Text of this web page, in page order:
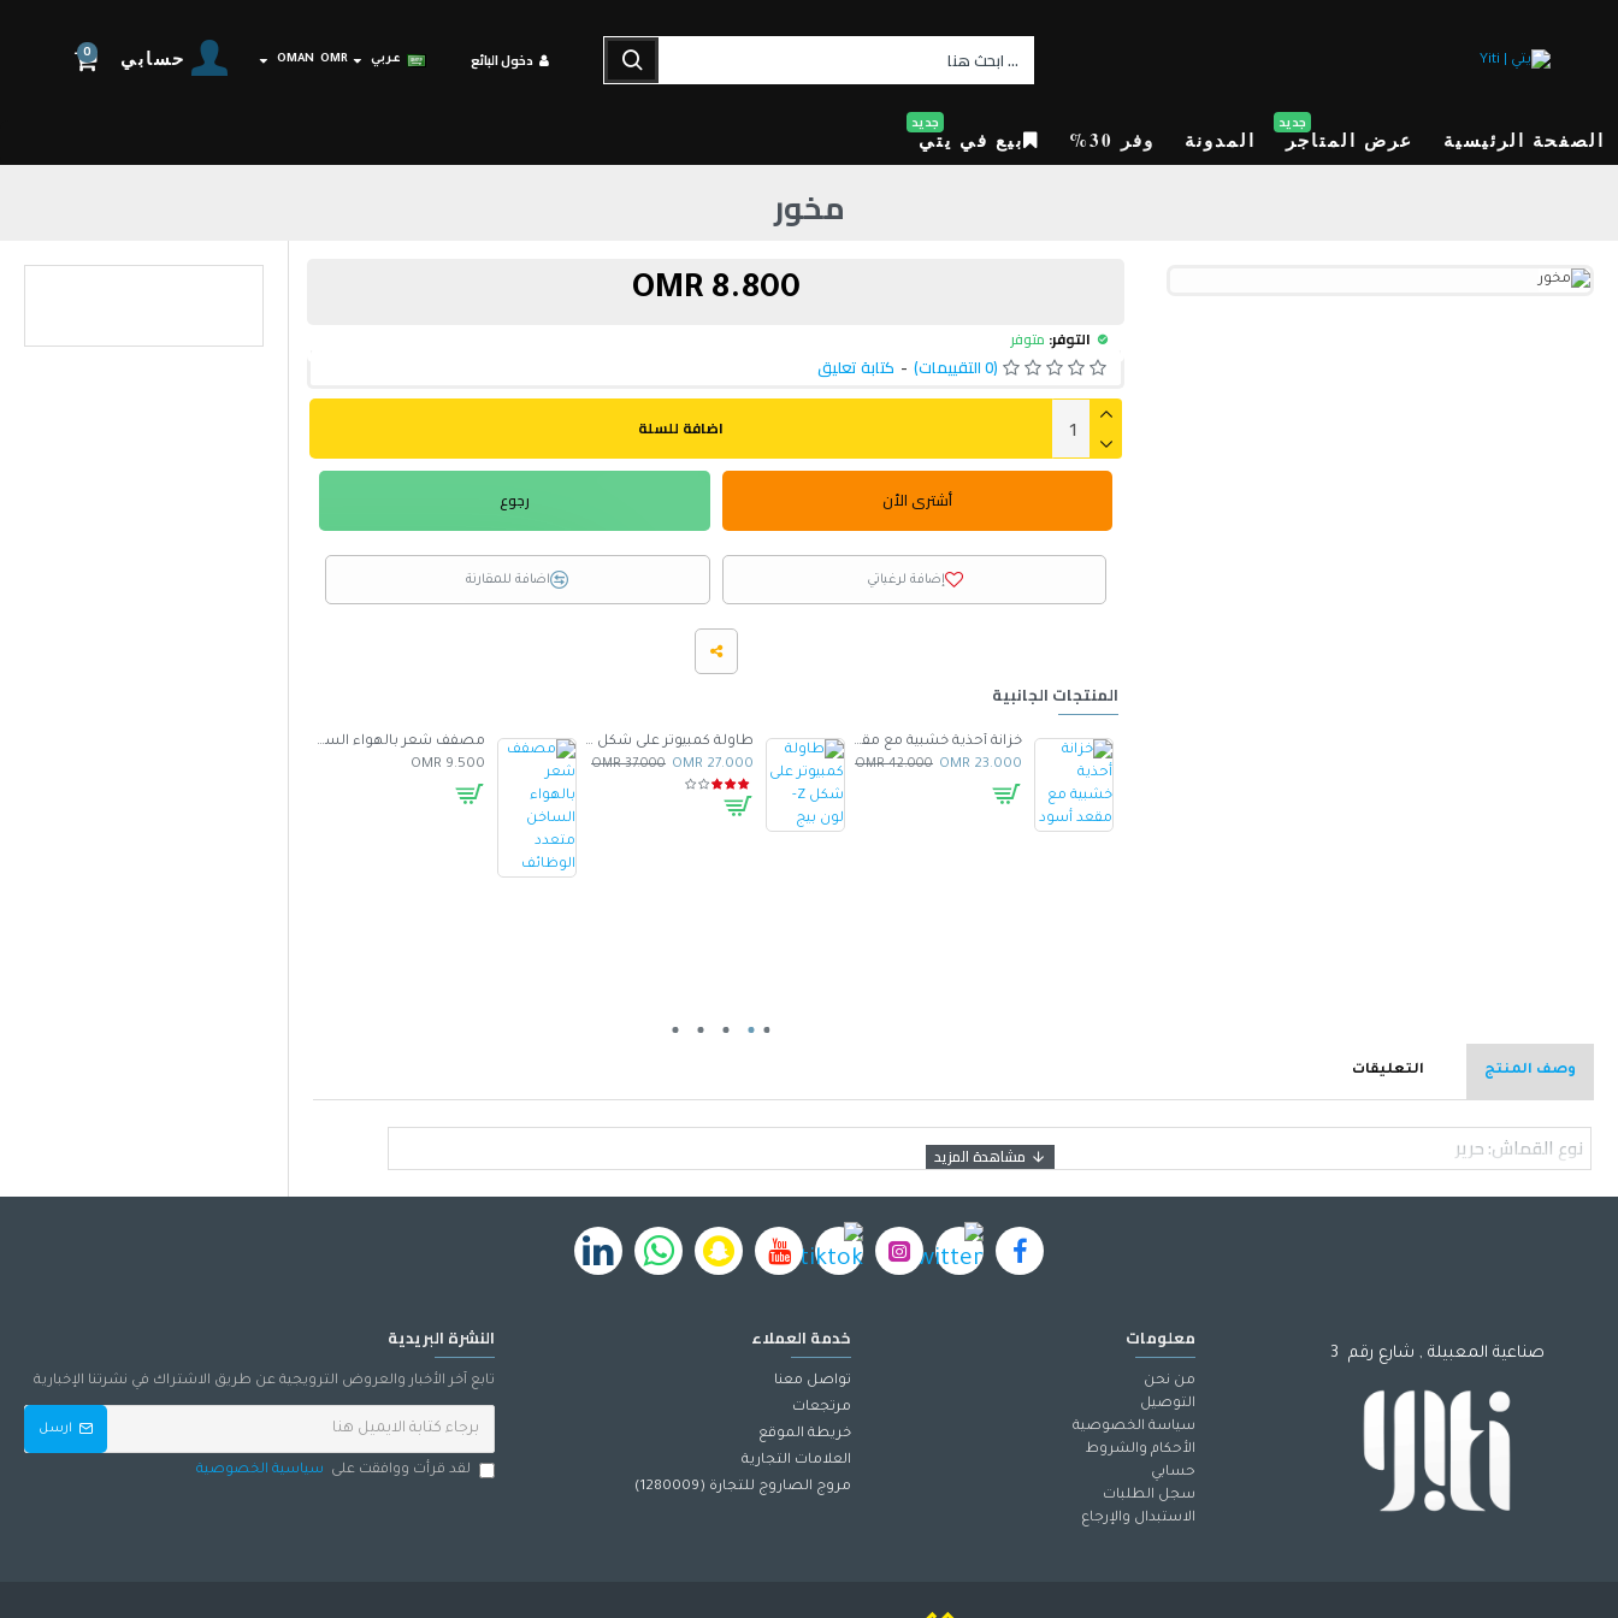
دخول البائع عربي OMR
OMAN حسابي 0
الصفحة الرئيسية عرض المتاجر
جديد
المدونة وفر 30% بيع في يتي
جديد
مخور
التوفر: متوفر
(0 التقييمات) - كتابة تعليق
8.800 OMR
اضافة للسلة
أشترى الأن رجوع
إضافة لرغباتي اضافة للمقارنة
المنتجات الجانبية
خزانة أحذية خشبية مع مقعد أسود
23.000 OMR
42.000 OMR
طاولة كمبيوتر على شكل Z- لون بيج
27.000 OMR
37.000 OMR
مصفف شعر بالهواء الساخن متعدد الوظائف
9.500 OMR
وصف المنتج التعليقات
نوع القماش: حرير
صناعية المعبيلة , شارع رقم 3
معلومات
من نحن
التوصيل
سياسة الخصوصية
الأحكام والشروط
حسابي
سجل الطلبات
الاستبدال والإرجاع
خدمة العملاء
تواصل معنا
مرتجعات
خريطة الموقع
العلامات التجارية
مروج الصاروج للتجارة (1280009)
النشرة البريدية
تابع آخر الأخبار والعروض الترويجية عن طريق الاشتراك في نشرتنا الإخبارية
ارسل
لقد قرأت ووافقت على سياسية الخصوصية